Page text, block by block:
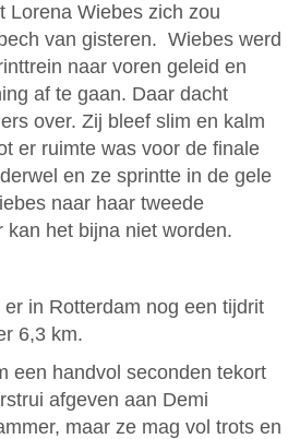
Lorena Wiebes zich zou
van gisteren. Wiebes werd
naar voren geleid en
af te gaan. Daar dacht
over. Zij bleef slim en kalm
er ruimte was voor de finale
en ze sprintte in de gele
naar haar tweede
kan het bijna niet worden.
in Rotterdam nog een tijdrit
6,3 km.
een handvol seconden tekort
afgeven aan Demi
maar ze mag vol trots en